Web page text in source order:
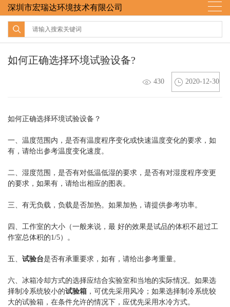
深圳市宏瑞达环境技术有限公司
如何正确选择环境试验设备?
430 2020-12-30
如何正确选择环境试验设备 ？
一、温度范围内，是否有温度程序变化或快速温度变化的要求，如
有，请给出参考温度变化速度。
二、湿度范围，是否有对低温低湿的要求，是否有对湿度程序变更
的要求，如果有，请给出相应的图表。
三、有无负载，负载是否加热。如果加热，请提供参考功率。
四、工作室的大小（一般来说，最 好的效果是试品的体积不超过工
作室总体积的1/5）。
五、 试验台是否有承重要求，如有，请给出参考重量。
六、冰箱冷却方式的选择应结合实验室和当地的实际情况。如果选
择制冷系统较小的试验箱 ，可优先采用风冷；如果选择制冷系统较
大的试验箱，在条件允许的情况下，应优先采用水冷方式。